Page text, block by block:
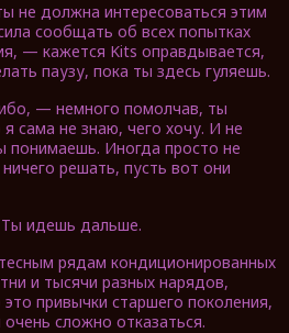
не должна интересоваться этим
сообщать об всех попытках
— кажется Kits оправдывается,
паузу, пока ты здесь гуляешь.
— немного помолчав, ты
сама не знаю, чего хочу. И не
понимаешь. Иногда просто не
решать, пусть вот они
идешь дальше.
рядам кондиционированных
и тысячи разных нарядов,
привычки старшего поколения,
сложно отказаться.